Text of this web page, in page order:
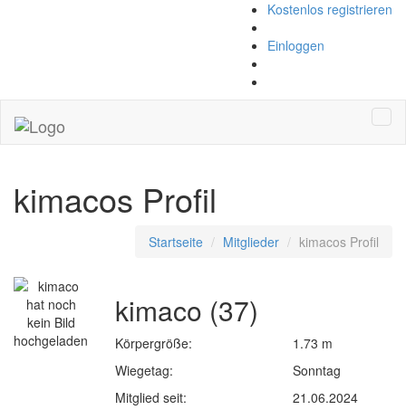
Kostenlos registrieren
Einloggen
kimacos Profil
Startseite Mitglieder kimacos Profil
kimaco (37)
Körpergröße:
1.73 m
Wiegetag:
Sonntag
Mitglied seit:
21.06.2024